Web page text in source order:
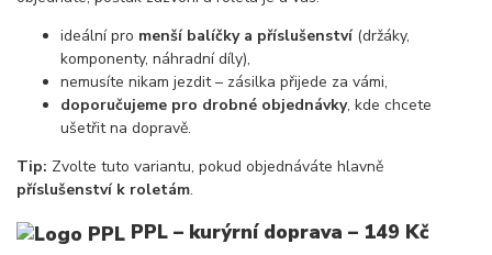
ideální pro menší balíčky a příslušenství(držáky,
komponenty, náhradní díly),
nemusíte nikam jezdit – zásilka přijede za vámi,
doporučujeme pro drobné objednávky, kde chcete
ušetřit na dopravě.
Tip: Zvolte tuto variantu, pokud objednáváte hlavně
příslušenství k roletám.
PPL – kurýrní doprava – 149 Kč